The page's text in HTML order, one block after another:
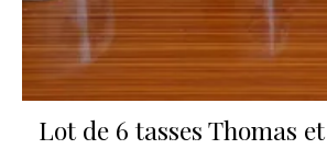
Lot de 6 tasses Thomas